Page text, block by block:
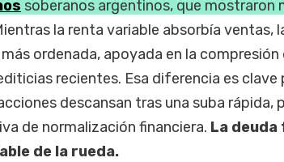
soberanos argentinos, que mostraron
la renta variable absorbía ventas,
ordenada, apoyada en la compresión
recientes. Esa diferencia es clave
descansan tras una suba rápida,
de normalización financiera. La
de la rueda.